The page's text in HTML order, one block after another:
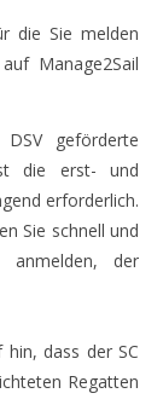
die Sie melden
Manage2Sail
geförderte
die erst- und
erforderlich.
Sie schnell und
anmelden, der
dass der SC
Regatten